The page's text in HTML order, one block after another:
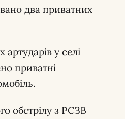
два приватних
артударів у селі
приватні
обстрілу з РСЗВ